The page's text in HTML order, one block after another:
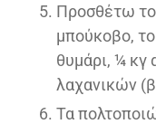
Προσθέτω το
μπούκοβο,
θυμάρι, ¼ κγ
λαχανικών
Τα